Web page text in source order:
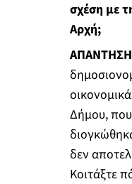
σχέση με
Αρχή;
Δήμου,
δεν
Κοιτάξτε